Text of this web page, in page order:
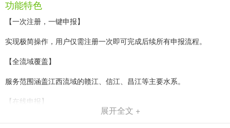
功能特色
【一次注册，一键申报】
实现极简操作，用户仅需注册一次即可完成后续所有申报流程。
【全流域覆盖】
服务范围涵盖江西流域的赣江、信江、昌江等主要水系。
【在线申报】
展开全文 +